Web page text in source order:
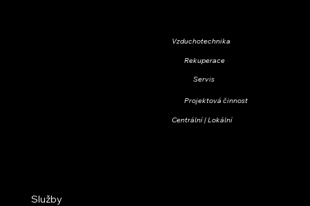
Vzduchotechnika
Rekuperace
Servis
Projektová činnost
Centrální | Lokální
Služby